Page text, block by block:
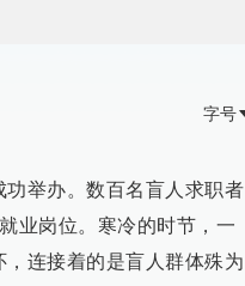
字号
举办。数百名盲人求职者
业岗位。寒冷的时节，一
连接着的是盲人群体殊为